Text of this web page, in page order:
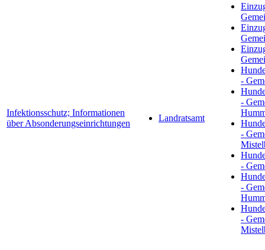
Infektionsschutz; Informationen
über Absonderungseinrichtungen
Landratsamt
-
-
-
-
-
-